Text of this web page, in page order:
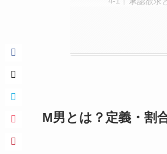
M男とは？定義・割